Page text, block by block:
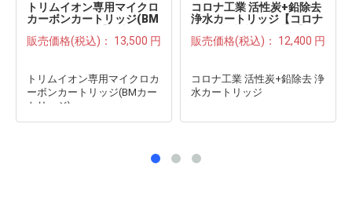
トリムイオン専用マイクロ
カーボンカートリッジ(BM
ム】
販売価格(税込)： 13,500 円
トリムイオン専用マイクロカ
ーボンカートリッジ(BMカー
トリッジ)
コロナ工業 活性炭+鉛除去
浄水カートリッジ【コロナ
販売価格(税込)： 12,400 円
コロナ工業 活性炭+鉛除去 浄
水カートリッジ